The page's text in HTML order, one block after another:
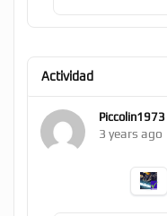
Actividad
Piccolin1973
3 years ago